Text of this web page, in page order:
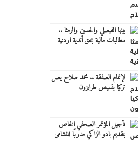
بينها الفيصلي والحسين والرمثا ..
مطالبات مالية بحق أندية اردنية
لإتمام الصفقة .. محمد صلاح يصل
تركيا بقميص طرابزون
تأجيل المؤتمر الصحفي الخاص
بتقديم بادو الزاكي مدربًا للنشامى